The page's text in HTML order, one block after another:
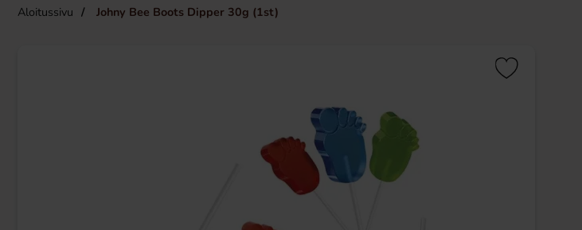
Aloitussivu Johny Bee Boots Dipper 30g (1st)